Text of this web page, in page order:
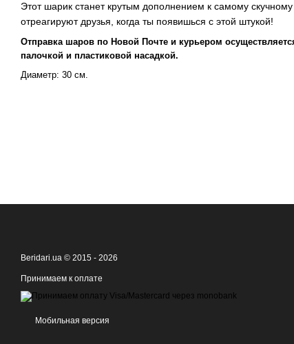
Этот шарик станет крутым дополнением к самому скучному
отреагируют друзья, когда ты появишься с этой штукой!
Отправка шаров по Новой Почте и курьером
палочкой и пластиковой насадкой.
Диаметр: 30 см.
Beridari.ua © 2015 - 2026
Принимаем к оплате
Мобильная версия